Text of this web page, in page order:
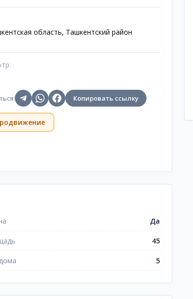
область, Ташкентский район
:
: Копировать ссылку
Да
45
5